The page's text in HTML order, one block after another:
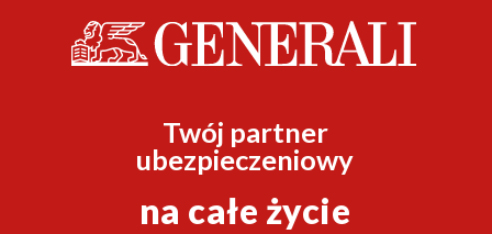
Twój partner
ubezpieczeniowy
na całe życie